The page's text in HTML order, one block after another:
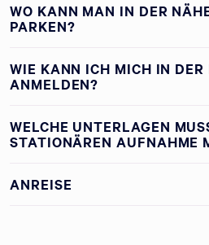
WO KANN MAN IN DER
PARKEN?
WIE KANN ICH MICH IN
ANMELDEN?
WELCHE UNTERLAGEN
STATIONÄREN AUFNAHME
ANREISE